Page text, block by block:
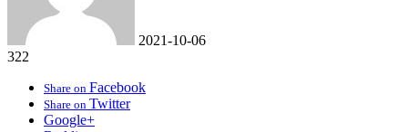
2021-10-06
322
Share on Facebook
Share on Twitter
Google+